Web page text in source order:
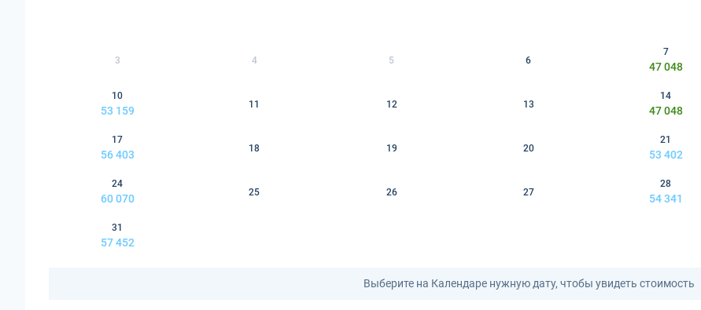
3 4 5 6
7
47 048
10
53 159
11 12 13
14
47 048
17
56 403
18 19 20
21
53 402
24
60 070
25 26 27
28
54 341
31
57 452
Выберите на Календаре нужную дату, чтобы увидеть стоимость